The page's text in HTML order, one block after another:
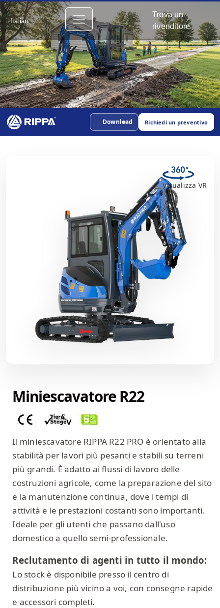
Italian
Trova un
rivenditore
Download Richiedi un preventivo
Visualizza VR
Miniescavatore R22
Il miniescavatore RIPPA R22 PRO è orientato alla
stabilità per lavori più pesanti e stabili su terreni
più grandi. È adatto ai flussi di lavoro delle
costruzioni agricole, come la preparazione del sito
e la manutenzione continua, dove i tempi di
attività e le prestazioni costanti sono importanti.
Ideale per gli utenti che passano dall'uso
domestico a quello semi-professionale.
Reclutamento di agenti in tutto il mondo:
Lo stock è disponibile presso il centro di
distribuzione più vicino a voi, con consegne rapide
e accessori completi.